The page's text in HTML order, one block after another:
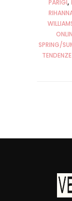
PARIGI
SPRING/